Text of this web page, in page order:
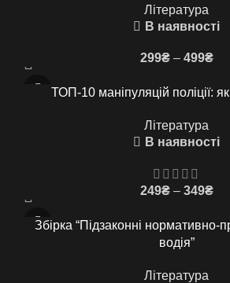
Література
В наявності
299₴ – 499₴
ТОП-10 маніпуляцій поліції:
Література
В наявності
249₴ – 349₴
Збірка “Підзаконні нормативно-
водія”
Література